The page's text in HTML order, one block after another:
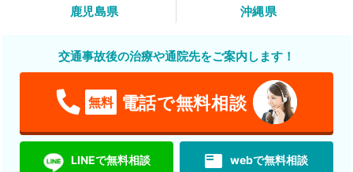
鹿児島県
沖縄県
交通事故後の治療や通院先をご案内します！
無料 電話で無料相談
LINEで無料相談 featured_play_list webで無料相談